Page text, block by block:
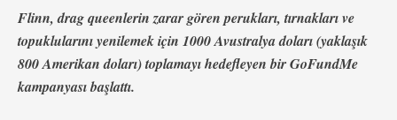
Flinn, drag queenlerin zarar gören perukları, tırnakları ve
topuklularını yenilemek için 1000 Avustralya doları (yaklaşık
800 Amerikan doları) toplamayı hedefleyen bir GoFundMe
kampanyası başlattı.